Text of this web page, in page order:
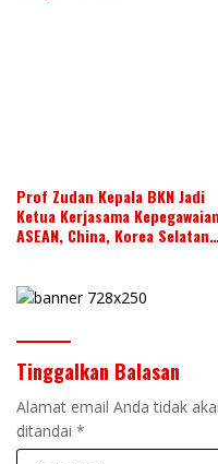
Prof Zudan Kepala BKN Jadi
Ketua Kerjasama Kepegawaian
ASEAN, China, Korea Selatan
ASEAN
Tinggalkan Balasan
Alamat email Anda tidak
ditandai *